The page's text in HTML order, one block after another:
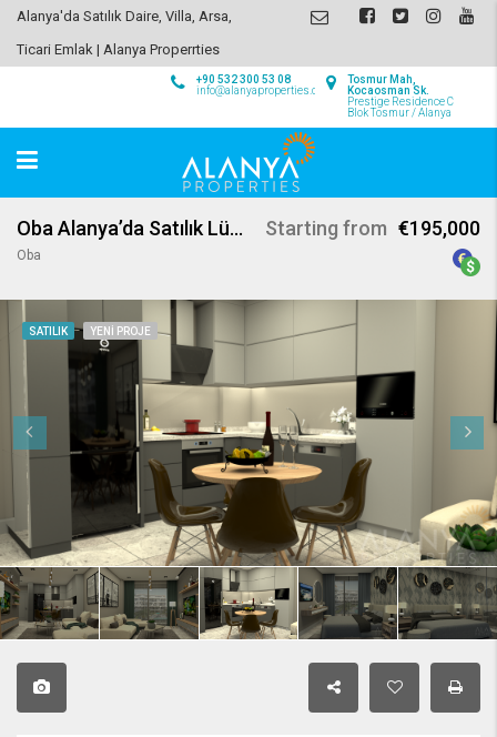
Alanya'da Satılık Daire, Villa, Arsa,
Ticari Emlak | Alanya Properrties
Tosmur Mah,
Kocaosman Sk.
Prestige Residence C
Blok Tosmur / Alanya
+90 532 300 53 08
info@alanyaproperties.com
Oba Alanya’da Satılık Lüks Daireler
Oba
Starting from €195,000
SATILIK YENI PROJE